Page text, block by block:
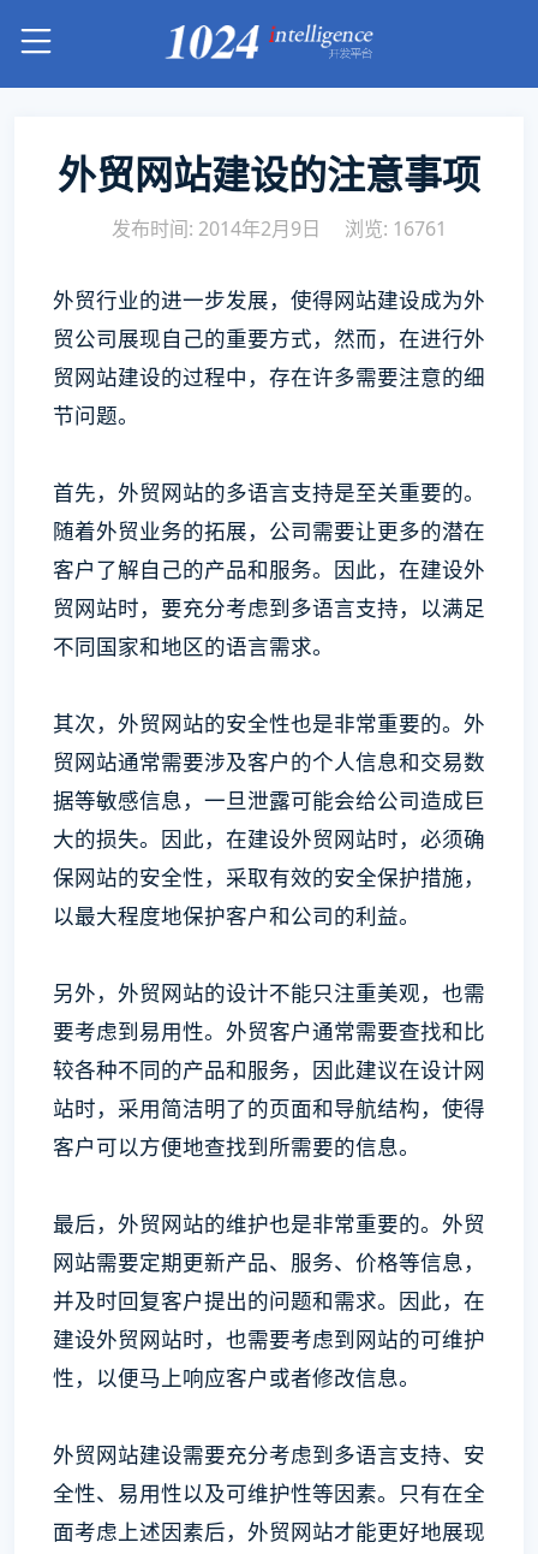
外贸网站建设的注意事项
发布时间: 2014年2月9日 浏览: 16761
外贸行业的进一步发展，使得网站建设成为外
贸公司展现自己的重要方式，然而，在进行外
贸网站建设的过程中，存在许多需要注意的细
节问题。
首先，外贸网站的多语言支持是至关重要的。
随着外贸业务的拓展，公司需要让更多的潜在
客户了解自己的产品和服务。因此，在建设外
贸网站时，要充分考虑到多语言支持，以满足
不同国家和地区的语言需求。
其次，外贸网站的安全性也是非常重要的。外
贸网站通常需要涉及客户的个人信息和交易数
据等敏感信息，一旦泄露可能会给公司造成巨
大的损失。因此，在建设外贸网站时，必须确
保网站的安全性，采取有效的安全保护措施，
以最大程度地保护客户和公司的利益。
另外，外贸网站的设计不能只注重美观，也需
要考虑到易用性。外贸客户通常需要查找和比
较各种不同的产品和服务，因此建议在设计网
站时，采用简洁明了的页面和导航结构，使得
客户可以方便地查找到所需要的信息。
最后，外贸网站的维护也是非常重要的。外贸
网站需要定期更新产品、服务、价格等信息，
并及时回复客户提出的问题和需求。因此，在
建设外贸网站时，也需要考虑到网站的可维护
性，以便马上响应客户或者修改信息。
外贸网站建设需要充分考虑到多语言支持、安
全性、易用性以及可维护性等因素。只有在全
面考虑上述因素后，外贸网站才能更好地展现